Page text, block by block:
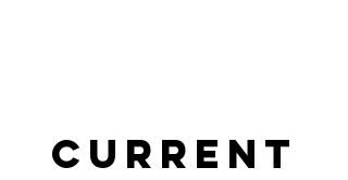
Current